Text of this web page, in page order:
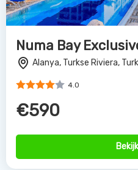
Numa Bay
Alanya, Turkse Riviera,
4.0
€590